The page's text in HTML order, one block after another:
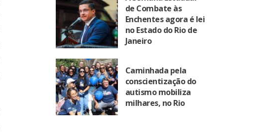
de Combate às
Enchentes agora é lei
no Estado do Rio de
Janeiro
Caminhada pela
conscientização do
autismo mobiliza
milhares, no Rio